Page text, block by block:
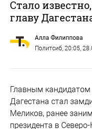
Стало
главу
Алла Филиппова
Политсиб, 20:05,
Главным кандидатом
Дагестана стал
Меликов, ранее
президента в